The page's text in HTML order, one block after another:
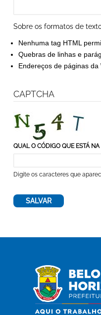
Sobre os formatos de
Nenhuma tag HTML
Quebras de linhas e
Endereços de páginas
CAPTCHA
QUAL O CÓDIGO QUE ESTÁ
Digite os caracteres que